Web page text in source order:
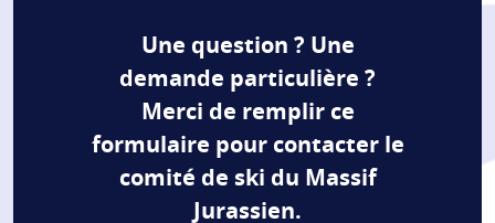
Une question ? Une
demande particulière ?
Merci de remplir ce
formulaire pour contacter le
comité de ski du Massif
Jurassien.